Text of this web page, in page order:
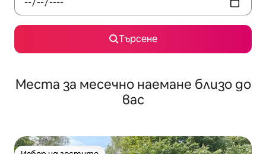
Търсене
Места за месечно наемане близо до
вас